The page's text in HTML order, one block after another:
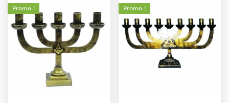
Promo ! Promo !